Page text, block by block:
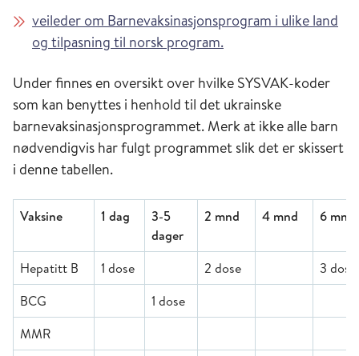
veileder om Barnevaksinasjonsprogram i ulike land
og tilpasning til norsk program.
Under finnes en oversikt over hvilke SYSVAK-koder
som kan benyttes i henhold til det ukrainske
barnevaksinasjonsprogrammet. Merk at ikke alle barn
nødvendigvis har fulgt programmet slik det er skissert
i denne tabellen.
Vaksine 1 dag
3-5
dager
2 mnd 4 mnd 6 mnd
Hepatitt B 1 dose 2 dose
3 dose
BCG
1 dose
MMR